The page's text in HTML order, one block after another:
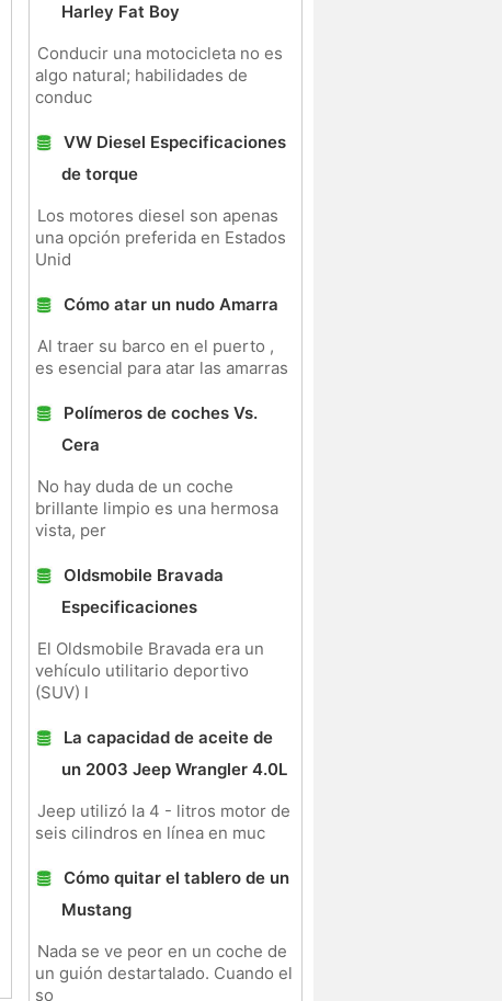
Harley Fat Boy
Conducir una motocicleta no es
algo natural; habilidades de
conduc
VW Diesel Especificaciones
de torque
Los motores diesel son apenas
una opción preferida en Estados
Unid
Cómo atar un nudo Amarra
Al traer su barco en el puerto ,
es esencial para atar las amarras
Polímeros de coches Vs.
Cera
No hay duda de un coche
brillante limpio es una hermosa
vista, per
Oldsmobile Bravada
Especificaciones
El Oldsmobile Bravada era un
vehículo utilitario deportivo
(SUV) l
La capacidad de aceite de
un 2003 Jeep Wrangler 4.0L
Jeep utilizó la 4 - litros motor de
seis cilindros en línea en muc
Cómo quitar el tablero de un
Mustang
Nada se ve peor en un coche de
un guión destartalado. Cuando el
so